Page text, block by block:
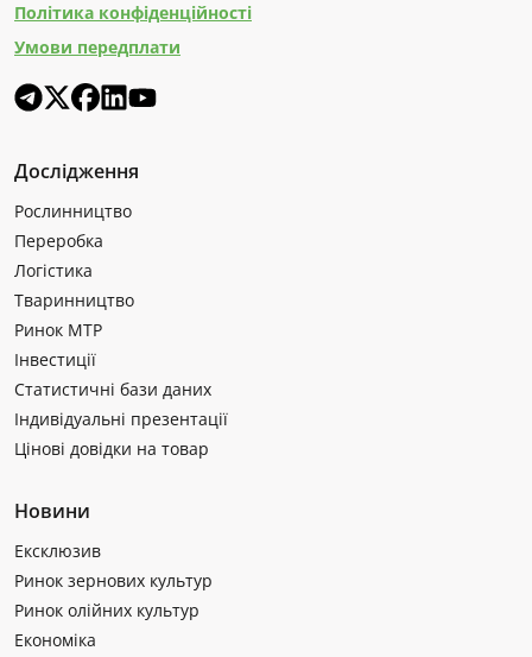
Політика конфіденційності
Умови передплати
Дослідження
Рослинництво
Переробка
Логістика
Тваринництво
Ринок МТР
Інвестиції
Статистичні бази даних
Індивідуальні презентації
Цінові довідки на товар
Новини
Ексклюзив
Ринок зернових культур
Ринок олійних культур
Економіка